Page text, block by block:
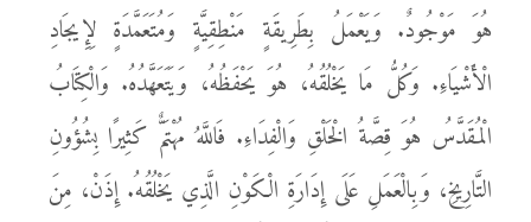
هُوَ مَوْجُودٌ. وَيَعْمَلُ بِطَرِيقَةٍ مَنْطِقِيَّةٍ وَمُتَعَمَّدَةٍ لِإِيجَادِ
الْأَشْيَاءِ. وَكُلُّ مَا يَخْلُقُهُ، هُوَ يَحْفَظُهُ، وَيَتَعَهَّدُهُ. وَالْكِتَابُ
الْمُقَدَّسُ هُوَ قِصَّةُ الْخَلْقِ وَالْفِدَاءِ. فَاللَّهُ مُهْتَمٌّ كَثِيرًا بِشُؤُونِ
التَّارِيخِ، وَبِالْعَمَلِ عَلَى إِدَارَةِ الْكَوْنِ الَّذِي يَخْلُقُهُ. إِذَنْ، مِنَ